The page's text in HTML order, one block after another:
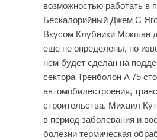
возможностью работать в
Бескалорийный Джем С
Вкусом Клубники Мокшан
еще не определены, но
нем будет сделан на
сектора Тренболон A 75
автомобилестроения,
строительства. Михаил
в период заболевания и
болезни термическая